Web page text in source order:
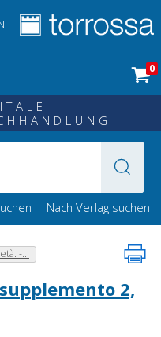
0
| Nach Verlag suchen
-...
2,